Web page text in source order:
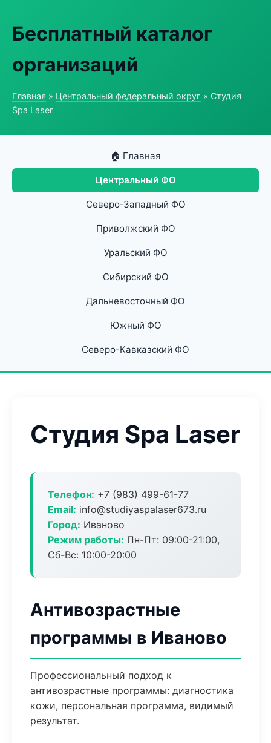
Бесплатный каталог
организаций
Главная » Центральный федеральный округ » Студия
Spa Laser
🏠 Главная
Центральный ФО
Северо-Западный ФО
Приволжский ФО
Уральский ФО
Сибирский ФО
Дальневосточный ФО
Южный ФО
Северо-Кавказский ФО
Студия Spa Laser
Телефон: +7 (983) 499-61-77
Email: info@studiyaspalaser673.ru
Город: Иваново
Режим работы: Пн-Пт: 09:00-21:00,
Сб-Вс: 10:00-20:00
Антивозрастные
программы в Иваново
Профессиональный подход к
антивозрастные программы: диагностика
кожи, персональная программа, видимый
результат.